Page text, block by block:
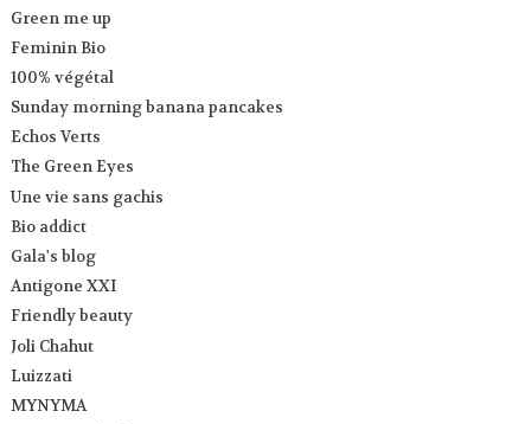
Green me up
Feminin Bio
100% végétal
Sunday morning banana pancakes
Echos Verts
The Green Eyes
Une vie sans gachis
Bio addict
Gala's blog
Antigone XXI
Friendly beauty
Joli Chahut
Luizzati
MYNYMA